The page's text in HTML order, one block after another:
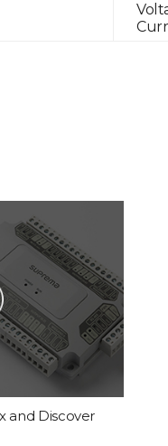
and Discover